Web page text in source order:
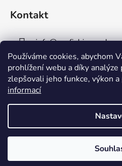
Používáme cookies, abychom
prohlížení webu a díky
zlepšovali jeho funkce, výkon
informací
Kontakt
info@
778 011 878
Vytvořil
AAA
práva